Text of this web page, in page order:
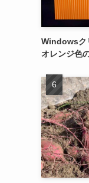
Windowsク
オレンジ色